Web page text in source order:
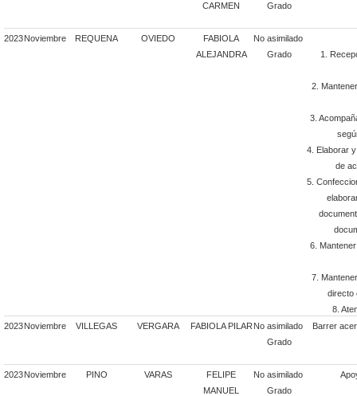
CARMEN
Grado
2023Noviembre REQUENA OVIEDO
FABIOLA
ALEJANDRA
No asimilado
Grado
1.
2.
3.
4. Elaborar
de
5.
6.
7.
directo
8.
2023Noviembre VILLEGAS VERGARA FABIOLA PILAR No asimilado
Grado
Barrer
2023Noviembre PINO VARAS
FELIPE
MANUEL
No asimilado
Grado